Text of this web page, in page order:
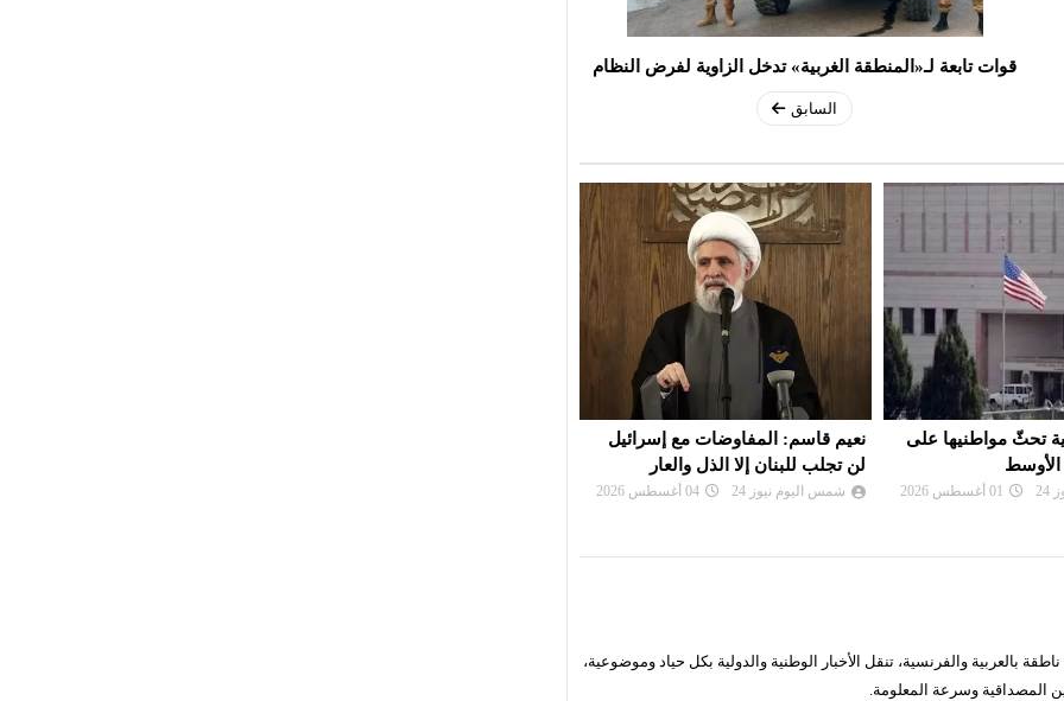
قوات تابعة لـ«المنطقة الغربية» تدخل الزاوية لفرض النظام
السابق
مع إسرائيل
الذل والعار
04 أغسطس 2026
إيران: تصريحات ترامب بشأن إلغاء
الهجوم «حرب نفسية» ولن نخدع
شمس اليوم نيوز 24 02 أغسطس 2026
بالعربية والفرنسية، تنقل الأخبار الوطنية والدولية بكل حياد وموضوعية،
المصداقية وسرعة المعلومة.